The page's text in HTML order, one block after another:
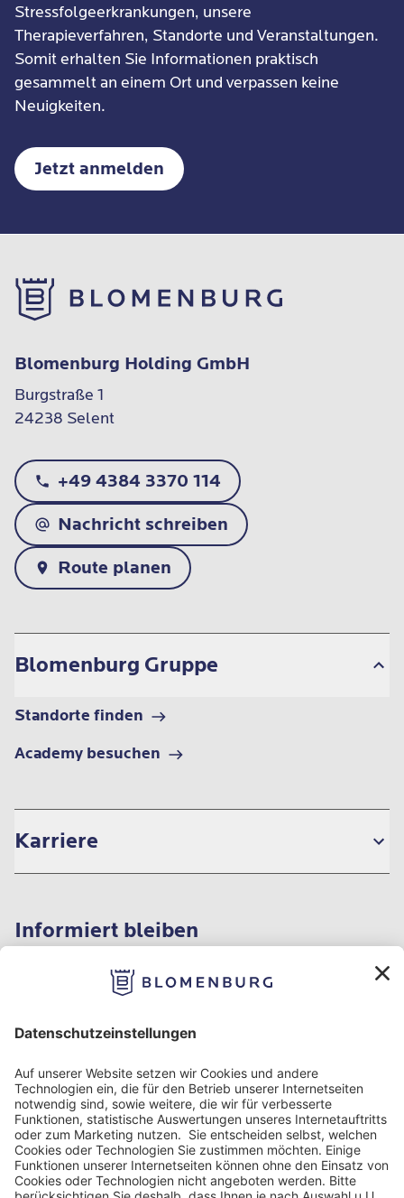
Stressfolgeerkrankungen, unsere
Therapieverfahren, Standorte und Veranstaltungen.
Somit erhalten Sie Informationen praktisch
gesammelt an einem Ort und verpassen keine
Neuigkeiten.
Jetzt anmelden
Blomenburg Holding GmbH
Burgstraße 1
24238 Selent
+49 4384 3370 114
Nachricht schreiben
Route planen
Blomenburg Gruppe
Standorte finden
Academy besuchen
Karriere
Informiert bleiben
Impressum
Datenschutzinformation
Nutzungsbedingungen